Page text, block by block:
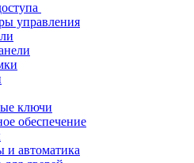
управления
ключи
обеспечение
автоматика